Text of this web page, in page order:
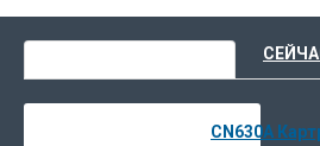
CN630A